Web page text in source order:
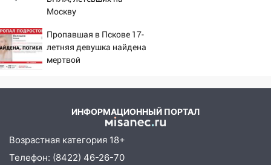
домов и выстрел за водку
07:50
августа
06:45
Императорский мост в
утра 10 августа
Судьба готовит сюрприз: гороскоп
на 8 августа — кому повезет с
деньгами, а кого ждет неожиданная
встреча
Москву
Пропавшая в Пскове 17-
летняя девушка найдена
мертвой
ИНФОРМАЦИОННЫЙ ПОРТАЛ
Возрастная категория 18+
Телефон: (8422) 46-26-70